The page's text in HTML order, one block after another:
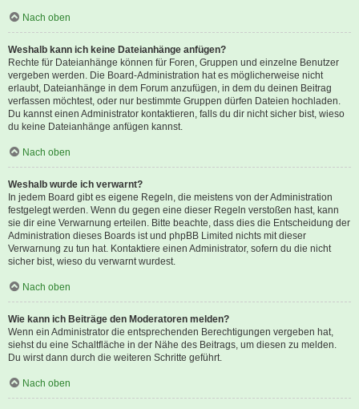
Nach oben
Weshalb kann ich keine Dateianhänge anfügen?
Rechte für Dateianhänge können für Foren, Gruppen und einzelne Benutzer
vergeben werden. Die Board-Administration hat es möglicherweise nicht
erlaubt, Dateianhänge in dem Forum anzufügen, in dem du deinen Beitrag
verfassen möchtest, oder nur bestimmte Gruppen dürfen Dateien hochladen.
Du kannst einen Administrator kontaktieren, falls du dir nicht sicher bist, wieso
du keine Dateianhänge anfügen kannst.
Nach oben
Weshalb wurde ich verwarnt?
In jedem Board gibt es eigene Regeln, die meistens von der Administration
festgelegt werden. Wenn du gegen eine dieser Regeln verstoßen hast, kann
sie dir eine Verwarnung erteilen. Bitte beachte, dass dies die Entscheidung der
Administration dieses Boards ist und phpBB Limited nichts mit dieser
Verwarnung zu tun hat. Kontaktiere einen Administrator, sofern du die nicht
sicher bist, wieso du verwarnt wurdest.
Nach oben
Wie kann ich Beiträge den Moderatoren melden?
Wenn ein Administrator die entsprechenden Berechtigungen vergeben hat,
siehst du eine Schaltfläche in der Nähe des Beitrags, um diesen zu melden.
Du wirst dann durch die weiteren Schritte geführt.
Nach oben